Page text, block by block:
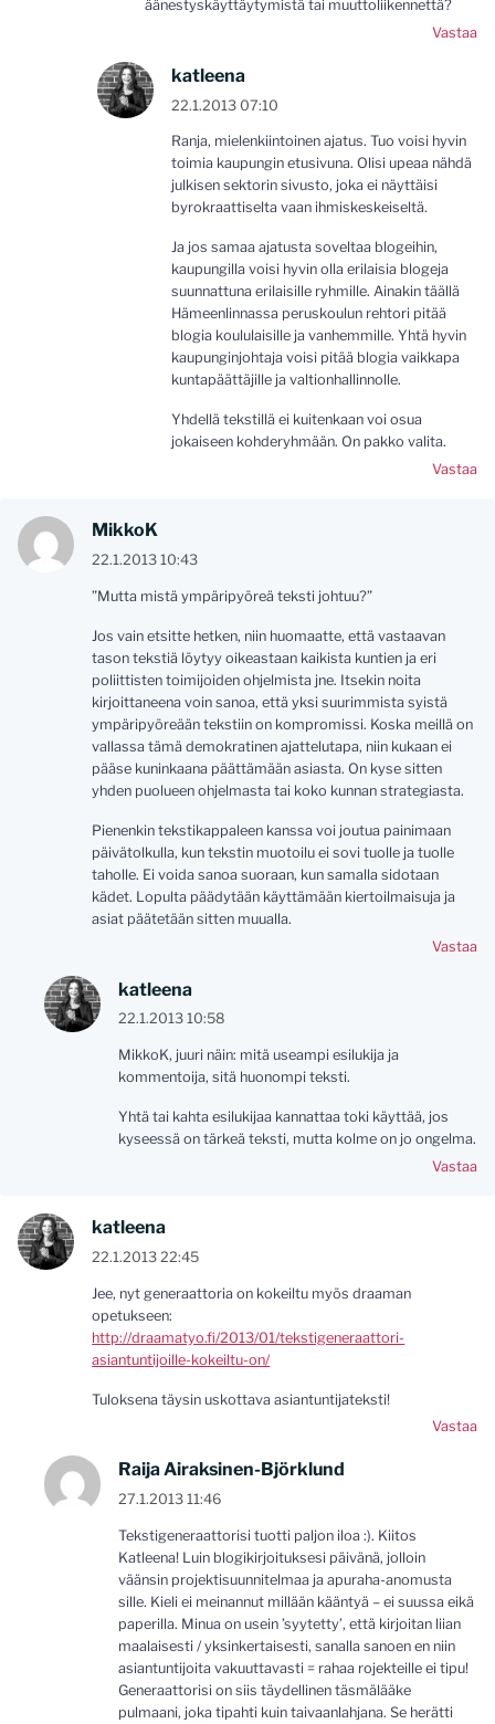
äänestyskäyttäytymistä tai muuttoliikennettä?
Vastaa
katleena
22.1.2013 07:10
Ranja, mielenkiintoinen ajatus. Tuo voisi hyvin
toimia kaupungin etusivuna. Olisi upeaa nähdä
julkisen sektorin sivusto, joka ei näyttäisi
byrokraattiselta vaan ihmiskeskeiseltä.
Ja jos samaa ajatusta soveltaa blogeihin,
kaupungilla voisi hyvin olla erilaisia blogeja
suunnattuna erilaisille ryhmille. Ainakin täällä
Hämeenlinnassa peruskoulun rehtori pitää
blogia koululaisille ja vanhemmille. Yhtä hyvin
kaupunginjohtaja voisi pitää blogia vaikkapa
kuntapäättäjille ja valtionhallinnolle.
Yhdellä tekstillä ei kuitenkaan voi osua
jokaiseen kohderyhmään. On pakko valita.
Vastaa
MikkoK
22.1.2013 10:43
”Mutta mistä ympäripyöreä teksti johtuu?”
Jos vain etsitte hetken, niin huomaatte, että vastaavan
tason tekstiä löytyy oikeastaan kaikista kuntien ja eri
poliittisten toimijoiden ohjelmista jne. Itsekin noita
kirjoittaneena voin sanoa, että yksi suurimmista syistä
ympäripyöreään tekstiin on kompromissi. Koska meillä on
vallassa tämä demokratinen ajattelutapa, niin kukaan ei
pääse kuninkaana päättämään asiasta. On kyse sitten
yhden puolueen ohjelmasta tai koko kunnan strategiasta.
Pienenkin tekstikappaleen kanssa voi joutua painimaan
päivätolkulla, kun tekstin muotoilu ei sovi tuolle ja tuolle
taholle. Ei voida sanoa suoraan, kun samalla sidotaan
kädet. Lopulta päädytään käyttämään kiertoilmaisuja ja
asiat päätetään sitten muualla.
Vastaa
katleena
22.1.2013 10:58
MikkoK, juuri näin: mitä useampi esilukija ja
kommentoija, sitä huonompi teksti.
Yhtä tai kahta esilukijaa kannattaa toki käyttää, jos
kyseessä on tärkeä teksti, mutta kolme on jo ongelma.
Vastaa
katleena
22.1.2013 22:45
Jee, nyt generaattoria on kokeiltu myös draaman
opetukseen:
http://draamatyo.fi/2013/01/tekstigeneraattori-
asiantuntijoille-kokeiltu-on/
Tuloksena täysin uskottava asiantuntijateksti!
Vastaa
Raija Airaksinen-Björklund
27.1.2013 11:46
Tekstigeneraattorisi tuotti paljon iloa :). Kiitos
Katleena! Luin blogikirjoituksesi päivänä, jolloin
väänsin projektisuunnitelmaa ja apuraha-anomusta
sille. Kieli ei meinannut millään kääntyä – ei suussa eikä
paperilla. Minua on usein ’syytetty’, että kirjoitan liian
maalaisesti / yksinkertaisesti, sanalla sanoen en niin
asiantuntijoita vakuuttavasti = rahaa rojekteille ei tipu!
Generaattorisi on siis täydellinen täsmälääke
pulmaani, joka tipahti kuin taivaanlahjana. Se herätti